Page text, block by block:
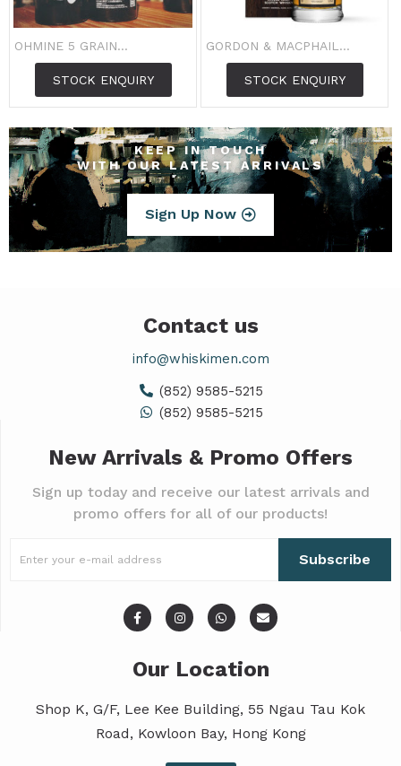
OHMINE 5 GRAIN...
STOCK ENQUIRY
GORDON & MACPHAIL...
STOCK ENQUIRY
KEEP IN TOUCH
WITH OUR LATEST ARRIVALS
Sign Up Now
Contact us
info@whiskimen.com
(852) 9585-5215
(852) 9585-5215
New Arrivals & Promo Offers
Sign up today and receive our latest arrivals and
promo offers for all of our products!
Subscribe
Our Location
Shop K, G/F, Lee Kee Building, 55 Ngau Tau Kok
Road, Kowloon Bay, Hong Kong